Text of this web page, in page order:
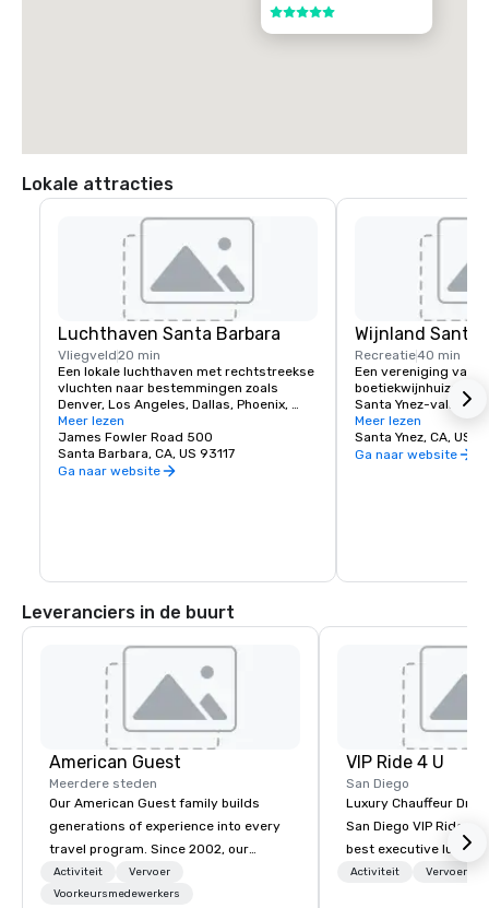
5 van 5
Lokale attracties
Luchthaven Santa Barbara
Vliegveld20 min
Een lokale luchthaven met rechtstreekse
vluchten naar bestemmingen zoals
Denver, Los Angeles, Dallas, Phoenix,
Portland, Las Vegas en meer.
Meer lezen
James Fowler Road 500
Santa Barbara, CA, US 93117
Ga naar website
Wijnland Santa
Recreatie40 min
Een vereniging van
boetiekwijnhuizen in
Santa Ynez-vallei,
de individuele
waar u al uw
wijnproeverij in de
Meer lezen
Santa Ynez, CA, US
Ga naar website
Leveranciers in de buurt
American Guest
Meerdere steden
Our American Guest family builds
generations of experience into every
travel program. Since 2002, our
mission has been to capture the
imagination of your corporate guests
Activiteit
Vervoer
Voorkeursmedewerkers
VIP Ride 4 U
San Diego
Luxury Chauffeur
San Diego VIP Ride 4
best executive luxury
car service in San
Activiteit Vervoer